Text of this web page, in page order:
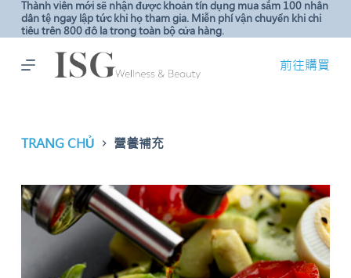
C
h
đ
n
p
Thành viên mới sẽ nhận được khoản tín dụng mua sắm 100 nhân
dân tệ ngay lập tức khi họ tham gia. Miễn phí vận chuyển khi chi
tiêu trên 800 đô la trong toàn bộ cửa hàng.
前往購買
TRANG CHỦ 營養補充